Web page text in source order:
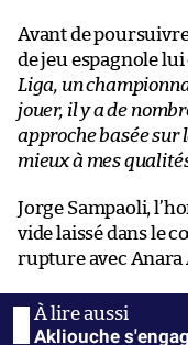
Avant de
de jeu espagnole
Liga, un
jouer, il y a de
approche basée sur
mieux à mes
Jorge Sampaoli,
vide laissé dans le
rupture avec Anara
Akliouche